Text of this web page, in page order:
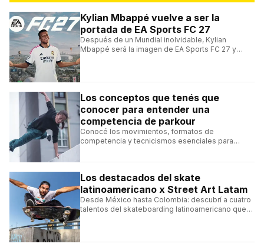
Kylian Mbappé vuelve a ser la
portada de EA Sports FC 27
Después de un Mundial inolvidable, Kylian
Mbappé será la imagen de EA Sports FC 27 y
Los conceptos que tenés que
conocer para entender una
competencia de parkour
Conocé los movimientos, formatos de
competencia y tecnicismos esenciales para
Los destacados del skate
latinoamericano x Street Art Latam
Desde México hasta Colombia: descubrí a cuatro
talentos del skateboarding latinoamericano que